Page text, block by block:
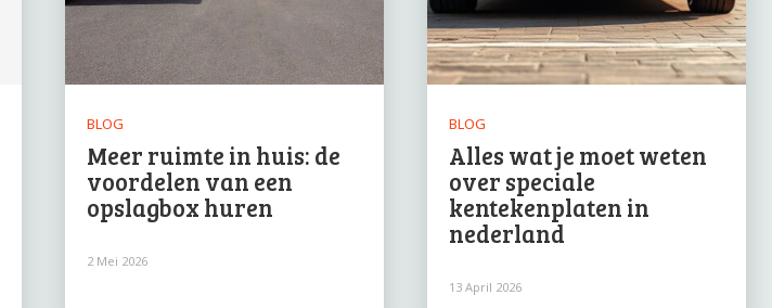
BLOG
Meer ruimte in huis: de
voordelen van een
opslagbox huren
2 Mei 2026
BLOG
Alles wat je moet weten
over speciale
kentekenplaten in
nederland
13 April 2026